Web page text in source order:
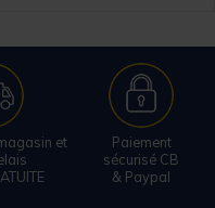
et
Paiement
sécurisé CB
& Paypal